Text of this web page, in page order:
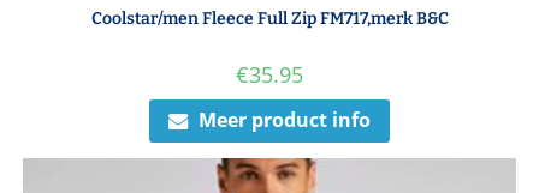
Coolstar/men Fleece Full Zip FM717,merk B&C
€35.95
Meer product info